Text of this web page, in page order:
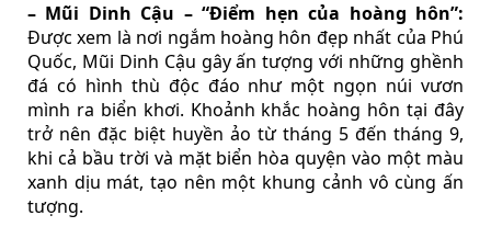
– Mũi Dinh Cậu – “Điểm hẹn của hoàng hôn”:
Được xem là nơi ngắm hoàng hôn đẹp nhất của Phú
Quốc, Mũi Dinh Cậu gây ấn tượng với những ghềnh
đá có hình thù độc đáo như một ngọn núi vươn
mình ra biển khơi. Khoảnh khắc hoàng hôn tại đây
trở nên đặc biệt huyền ảo từ tháng 5 đến tháng 9,
khi cả bầu trời và mặt biển hòa quyện vào một màu
xanh dịu mát, tạo nên một khung cảnh vô cùng ấn
tượng.